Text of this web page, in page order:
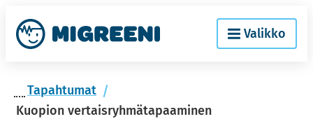
ry
si­
töön
Etusi­
vu
Valikko
Ta­pah­tu­mat
Kuopion vertaisryhmätapaaminen